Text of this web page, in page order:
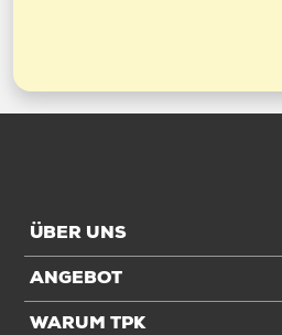
ÜBER UNS
ANGEBOT
WARUM TPK